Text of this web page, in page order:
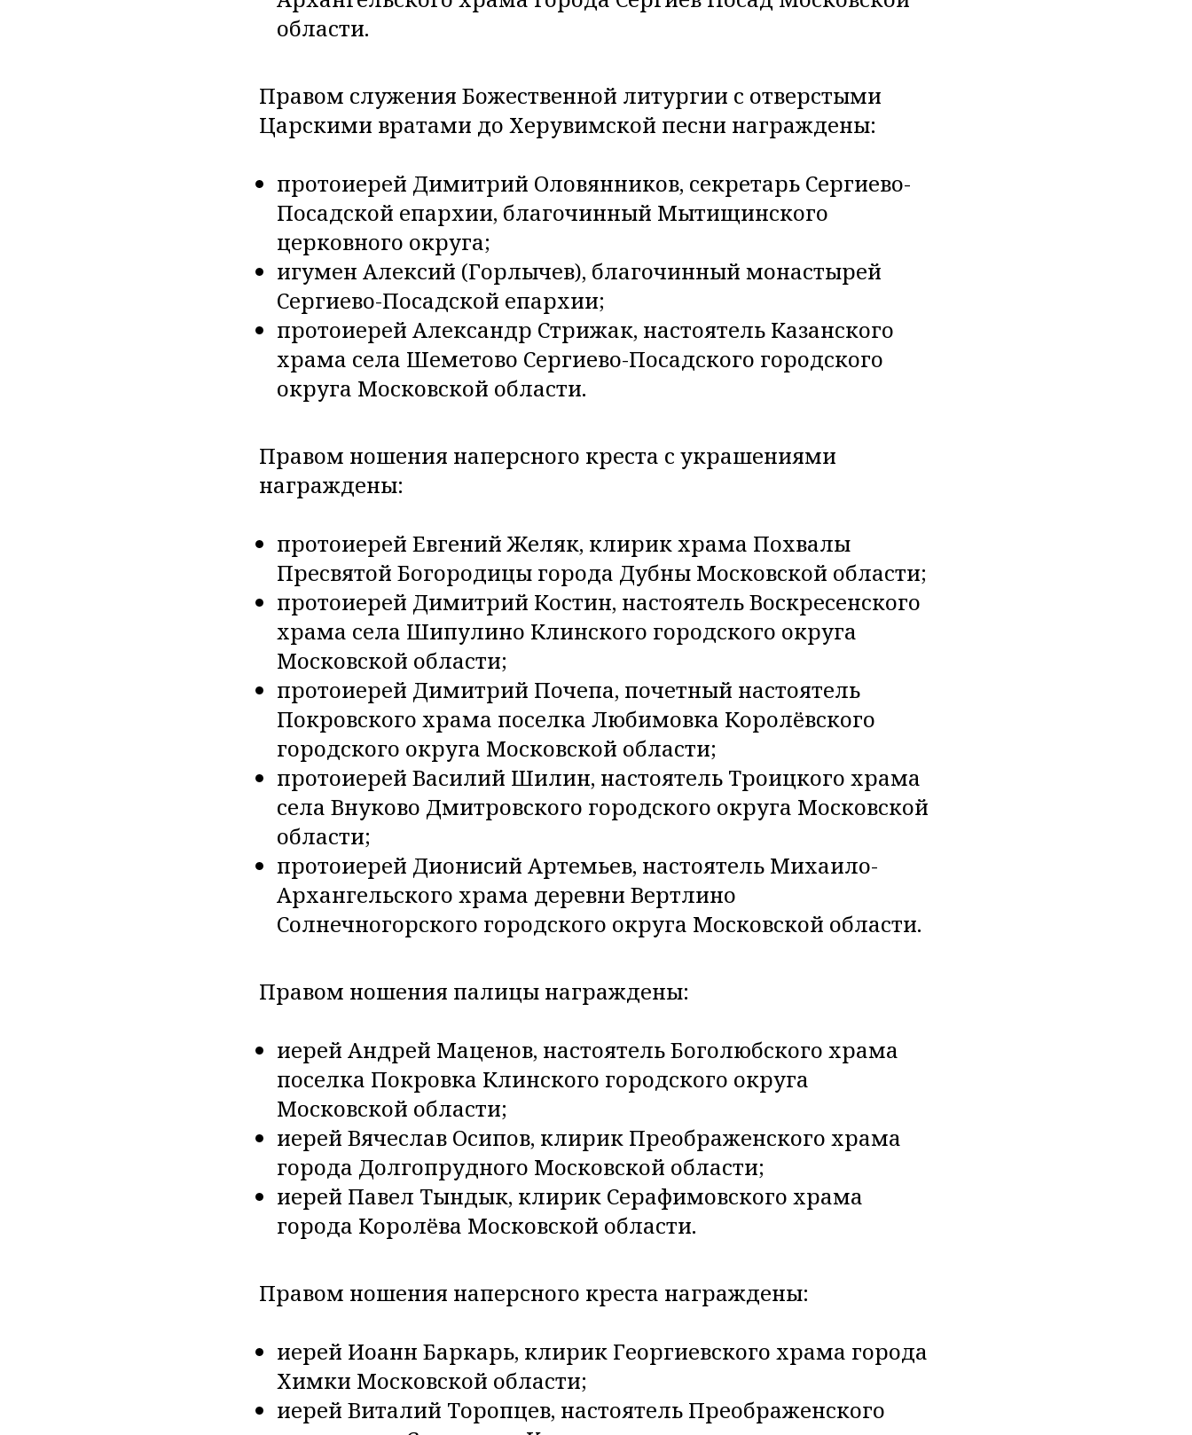
области.
Правом служения Божественной литургии с отверстыми
Царскими вратами до Херувимской песни награждены:
протоиерей Димитрий Оловянников, секретарь Сергиево-
Посадской епархии, благочинный Мытищинского
церковного округа;
игумен Алексий (Горлычев), благочинный монастырей
Сергиево-Посадской епархии;
протоиерей Александр Стрижак, настоятель Казанского
храма села Шеметово Сергиево-Посадского городского
округа Московской области.
Правом ношения наперсного креста с украшениями
награждены:
протоиерей Евгений Желяк, клирик храма Похвалы
Пресвятой Богородицы города Дубны Московской области;
протоиерей Димитрий Костин, настоятель Воскресенского
храма села Шипулино Клинского городского округа
Московской области;
протоиерей Димитрий Почепа, почетный настоятель
Покровского храма поселка Любимовка Королёвского
городского округа Московской области;
протоиерей Василий Шилин, настоятель Троицкого храма
села Внуково Дмитровского городского округа Московской
области;
протоиерей Дионисий Артемьев, настоятель Михаило-
Архангельского храма деревни Вертлино
Солнечногорского городского округа Московской области.
Правом ношения палицы награждены:
иерей Андрей Маценов, настоятель Боголюбского храма
поселка Покровка Клинского городского округа
Московской области;
иерей Вячеслав Осипов, клирик Преображенского храма
города Долгопрудного Московской области;
иерей Павел Тындык, клирик Серафимовского храма
города Королёва Московской области.
Правом ношения наперсного креста награждены:
иерей Иоанн Баркарь, клирик Георгиевского храма города
Химки Московской области;
иерей Виталий Торопцев, настоятель Преображенского